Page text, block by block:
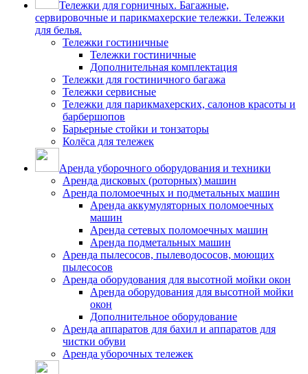
Тележки для горничных. Багажные,
сервировочные и парикмахерские тележки. Тележки
для белья.
Тележки гостиничные
Тележки гостиничные
Дополнительная комплектация
Тележки для гостиничного багажа
Тележки сервисные
Тележки для парикмахерских, салонов красоты и
барбершопов
Барьерные стойки и тонзаторы
Колёса для тележек
Аренда уборочного оборудования и техники
Аренда дисковых (роторных) машин
Аренда поломоечных и подметальных машин
Аренда аккумуляторных поломоечных
машин
Аренда сетевых поломоечных машин
Аренда подметальных машин
Аренда пылесосов, пылеводососов, моющих
пылесосов
Аренда оборудования для высотной мойки окон
Аренда оборудования для высотной мойки
окон
Дополнительное оборудование
Аренда аппаратов для бахил и аппаратов для
чистки обуви
Аренда уборочных тележек